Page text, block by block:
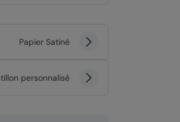
Papier Satiné
personnalisé